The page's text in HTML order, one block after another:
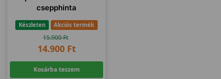
csepphinta
Készleten Akciós termék
15.900Ft
14.900 Ft
Kosárba teszem